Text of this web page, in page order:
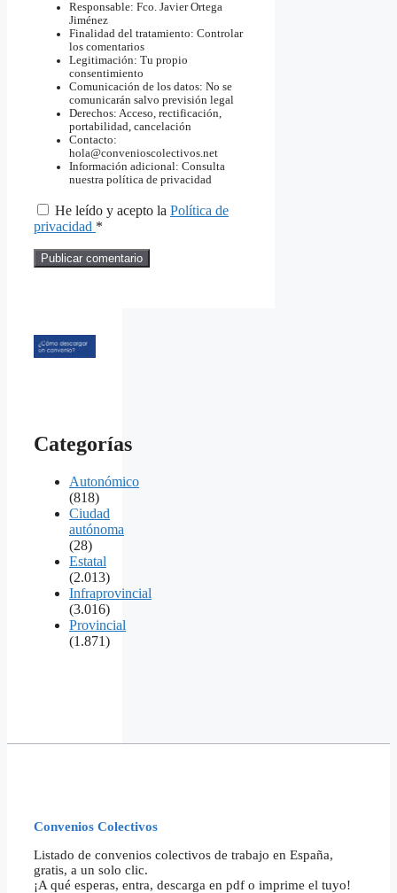
Responsable: Fco. Javier Ortega
Jiménez
Finalidad del tratamiento: Controlar
los comentarios
Legitimación: Tu propio
consentimiento
Comunicación de los datos: No se
comunicarán salvo previsión legal
Derechos: Acceso, rectificación,
portabilidad, cancelación
Contacto:
hola@convenioscolectivos.net
Información adicional: Consulta
nuestra política de privacidad
He leído y acepto la Política de
privacidad *
Categorías
Autonómico
(818)
Ciudad
autónoma
(28)
Estatal
(2.013)
Infraprovincial
(3.016)
Provincial
(1.871)
Convenios Colectivos
Listado de convenios colectivos de trabajo en España,
gratis, a un solo clic.
¡A qué esperas, entra, descarga en pdf o imprime el tuyo!